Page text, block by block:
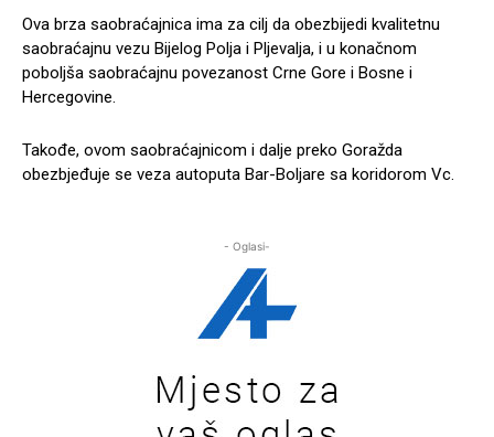
Ova brza saobraćajnica ima za cilj da obezbijedi kvalitetnu
saobraćajnu vezu Bijelog Polja i Pljevalja, i u konačnom
poboljša saobraćajnu povezanost Crne Gore i Bosne i
Hercegovine.
Takođe, ovom saobraćajnicom i dalje preko Goražda
obezbjeđuje se veza autoputa Bar-Boljare sa koridorom Vc.
- Oglasi-